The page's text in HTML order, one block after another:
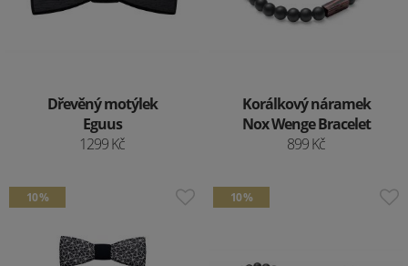
Dřevěný motýlek
Eguus
1299 Kč
Korálkový náramek
Nox Wenge Bracelet
899 Kč
10 % 10 %